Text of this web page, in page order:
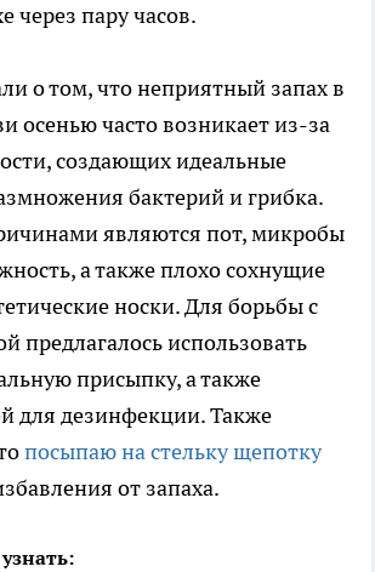
через пару часов.
о том, что неприятный запах в
осенью часто возникает из-за
создающих идеальные
бактерий и грибка.
являются пот, микробы
а также плохо сохнущие
носки. Для борьбы с
предлагалось использовать
присыпку, а также
для дезинфекции. Также
посыпаю на стельку щепотку
от запаха.